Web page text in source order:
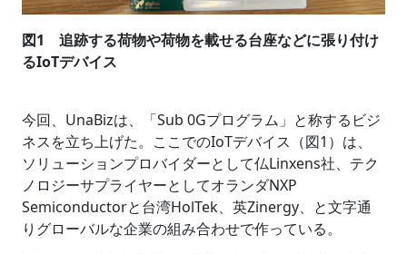
図1 追跡する荷物や荷物を載せる台座などに張り付け
るIoTデバイス
今回、UnaBizは、「Sub 0Gプログラム」と称するビジ
ネスを立ち上げた。ここでのIoTデバイス（図1）は、
ソリューションプロバイダーとして仏Linxens社、テク
ノロジーサプライヤーとしてオランダNXP
Semiconductorと台湾HolTek、英Zinergy、と文字通
りグローバルな企業の組み合わせで作っている。